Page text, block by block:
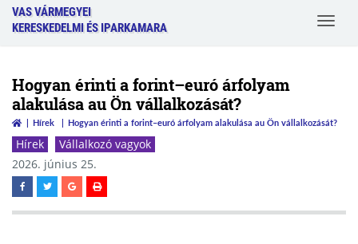
VAS VÁRMEGYEI
KERESKEDELMI ÉS IPARKAMARA
Toggle
Hogyan érinti a forint–euró árfolyam
alakulása au Ön vállalkozását?
Hírek Hogyan érinti a forint–euró árfolyam alakulása au Ön vállalkozását?
Hírek
Vállalkozó vagyok
2026. június 25.